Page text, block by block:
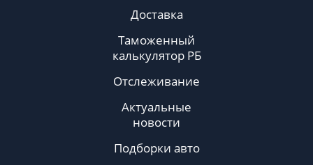
Доставка
Таможенный
калькулятор РБ
Отслеживание
Актуальные
новости
Подборки авто